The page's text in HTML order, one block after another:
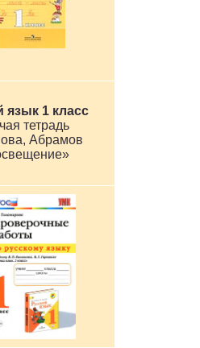
язык 1 класс
тетрадь
Абрамов